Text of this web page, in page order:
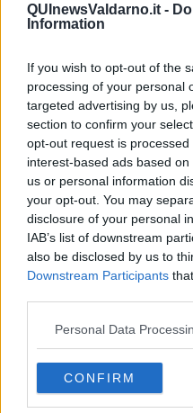
QUInewsValdarno.it -
Information
If you wish to opt-out of the
processing of your personal
targeted advertising by us,
section to confirm your
opt-out request is
interest-based ads based
us or personal information
your opt-out. You may
disclosure of your personal
IAB’s list of downstream
also be disclosed by us to
Downstream Participants
Personal Data
CONFIRM
Ecco l'elenco dei prezzi del
Comune per comune gli
rifornimento.
PROVINCIA DI FIRENZE —
giorno 04 July 2026 dal